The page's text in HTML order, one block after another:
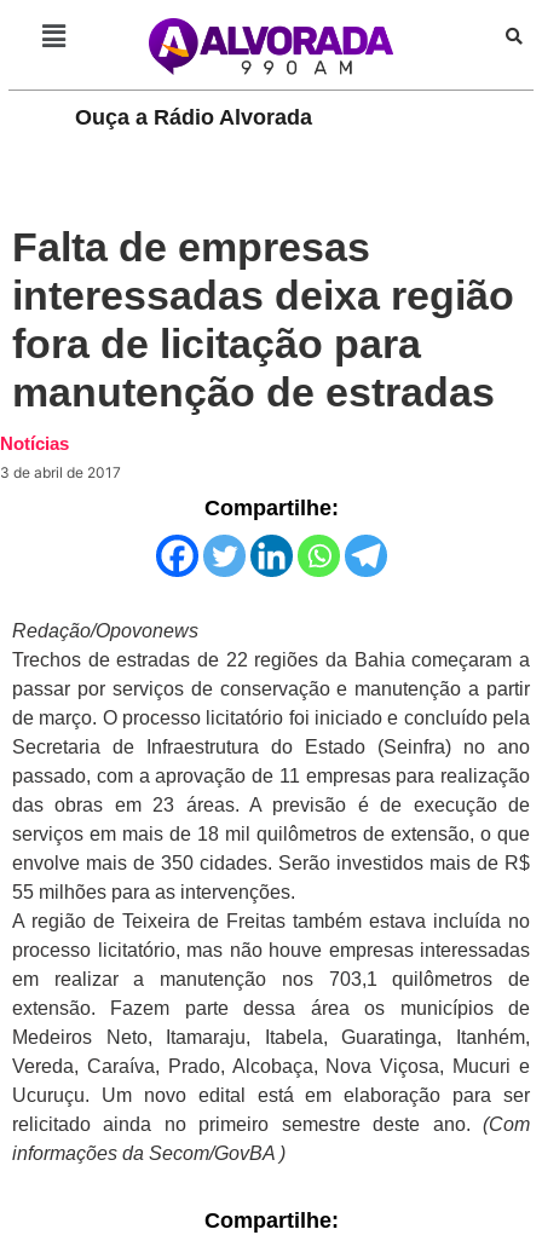
Ouça a Rádio Alvorada
Falta de empresas
interessadas deixa região
fora de licitação para
manutenção de estradas
Notícias
3 de abril de 2017
Compartilhe:
Redação/Opovonews
Trechos de estradas de 22 regiões da Bahia começaram a
passar por serviços de conservação e manutenção a partir
de março. O processo licitatório foi iniciado e concluído pela
Secretaria de Infraestrutura do Estado (Seinfra) no ano
passado, com a aprovação de 11 empresas para realização
das obras em 23 áreas. A previsão é de execução de
serviços em mais de 18 mil quilômetros de extensão, o que
envolve mais de 350 cidades. Serão investidos mais de R$
55 milhões para as intervenções.
A região de Teixeira de Freitas também estava incluída no
processo licitatório, mas não houve empresas interessadas
em realizar a manutenção nos 703,1 quilômetros de
extensão. Fazem parte dessa área os municípios de
Medeiros Neto, Itamaraju, Itabela, Guaratinga, Itanhém,
Vereda, Caraíva, Prado, Alcobaça, Nova Viçosa, Mucuri e
Ucuruçu. Um novo edital está em elaboração para ser
relicitado ainda no primeiro semestre deste ano. (Com
informações da Secom/GovBA )
Compartilhe: